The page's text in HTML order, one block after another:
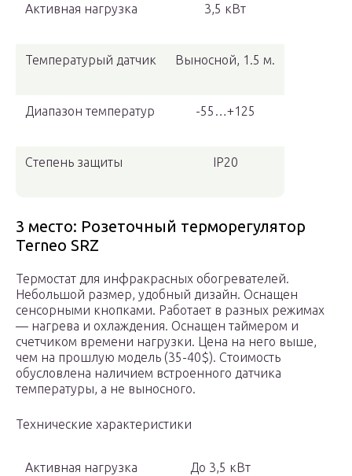
Активная нагрузка 3,5 кВт
Температурый датчик Выносной, 1.5 м.
Диапазон температур -55…+125
Степень защиты IP20
3 место: Розеточный терморегулятор
Terneo SRZ
Термостат для инфракрасных обогревателей.
Небольшой размер, удобный дизайн. Оснащен
сенсорными кнопками. Работает в разных режимах
— нагрева и охлаждения. Оснащен таймером и
счетчиком времени нагрузки. Цена на него выше,
чем на прошлую модель (35-40$). Стоимость
обусловлена наличием встроенного датчика
температуры, а не выносного.
Технические характеристики
Активная нагрузка До 3,5 кВт